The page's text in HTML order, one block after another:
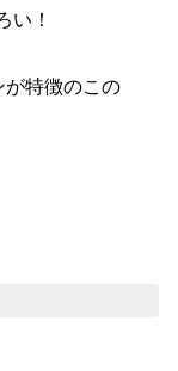
！
い！
特徴のこの